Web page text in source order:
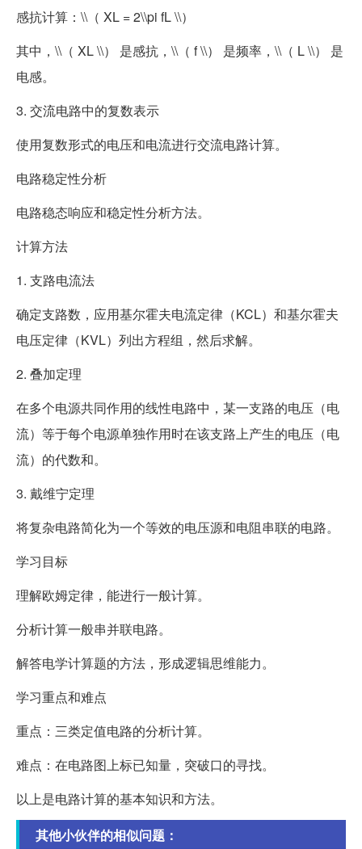
感抗计算：\\（ XL = 2\\pi fL \\）
其中，\\（ XL \\） 是感抗，\\（ f \\） 是频率，\\（ L \\） 是
电感。
3. 交流电路中的复数表示
使用复数形式的电压和电流进行交流电路计算。
电路稳定性分析
电路稳态响应和稳定性分析方法。
计算方法
1. 支路电流法
确定支路数，应用基尔霍夫电流定律（KCL）和基尔霍夫
电压定律（KVL）列出方程组，然后求解。
2. 叠加定理
在多个电源共同作用的线性电路中，某一支路的电压（电
流）等于每个电源单独作用时在该支路上产生的电压（电
流）的代数和。
3. 戴维宁定理
将复杂电路简化为一个等效的电压源和电阻串联的电路。
学习目标
理解欧姆定律，能进行一般计算。
分析计算一般串并联电路。
解答电学计算题的方法，形成逻辑思维能力。
学习重点和难点
重点：三类定值电路的分析计算。
难点：在电路图上标已知量，突破口的寻找。
以上是电路计算的基本知识和方法。
其他小伙伴的相似问题：